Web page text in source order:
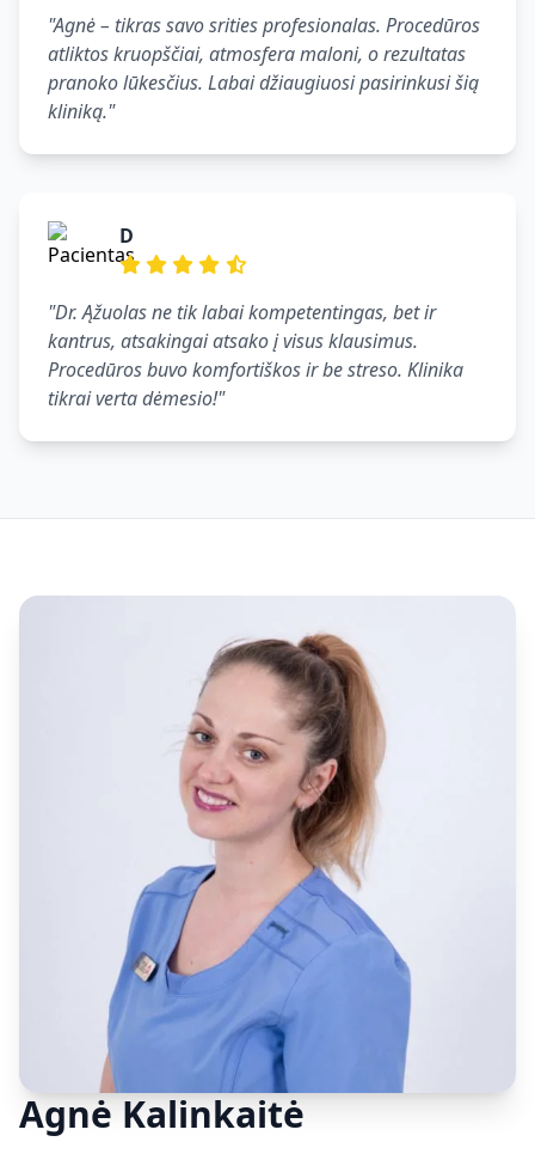
"Agnė – tikras savo srities profesionalas. Procedūros
atliktos kruopščiai, atmosfera maloni, o rezultatas
pranoko lūkesčius. Labai džiaugiuosi pasirinkusi šią
kliniką."
D
"Dr. Ąžuolas ne tik labai kompetentingas, bet ir
kantrus, atsakingai atsako į visus klausimus.
Procedūros buvo komfortiškos ir be streso. Klinika
tikrai verta dėmesio!"
Agnė Kalinkaitė